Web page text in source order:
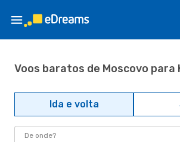
Voos baratos de Moscovo para
Ida e volta
De onde?